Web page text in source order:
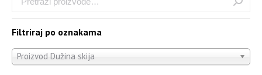
Filtriraj po oznakama
Proizvod Dužina skija